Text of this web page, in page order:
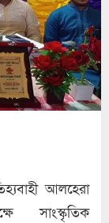
আলহেরা
সাংস্কৃতিক